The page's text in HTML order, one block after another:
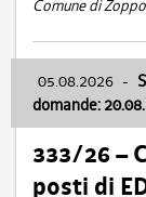
Comune di
05.08.2026 -
domande:
333/26 –
posti di